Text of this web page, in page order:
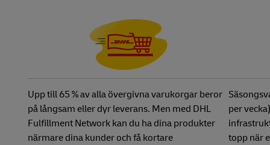
Upp till 65 % av alla övergivna varukorgar beror
på långsam eller dyr leverans. Men med DHL
Fulfillment Network kan du ha dina produkter
närmare dina kunder och få kortare
per
topp när